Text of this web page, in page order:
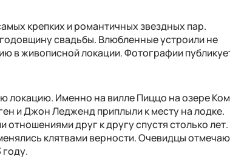
крепких и романтичных звездных пар.
свадьбы. Влюбленные устроили не
в живописной локации. Фотографии
локацию. Именно на вилле Пиццо на озере
и Джон Ледженд приплыли к месту на лодке.
друг к другу спустя столько лет.
клятвами верности. Очевидцы
году.